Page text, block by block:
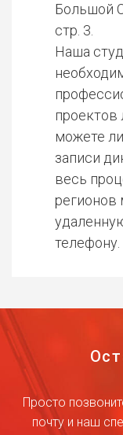
Большой
стр. 3.
Наша
можете
записи
весь
телефону.
Просто
почту и наш